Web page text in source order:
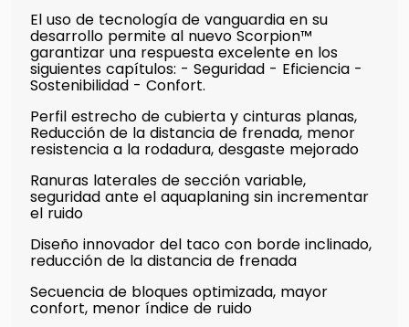
El uso de tecnología de vanguardia en su
desarrollo permite al nuevo Scorpion™
garantizar una respuesta excelente en los
siguientes capítulos: - Seguridad - Eficiencia -
Sostenibilidad - Confort.
Perfil estrecho de cubierta y cinturas planas,
Reducción de la distancia de frenada, menor
resistencia a la rodadura, desgaste mejorado
Ranuras laterales de sección variable,
seguridad ante el aquaplaning sin incrementar
el ruido
Diseño innovador del taco con borde inclinado,
reducción de la distancia de frenada
Secuencia de bloques optimizada, mayor
confort, menor índice de ruido